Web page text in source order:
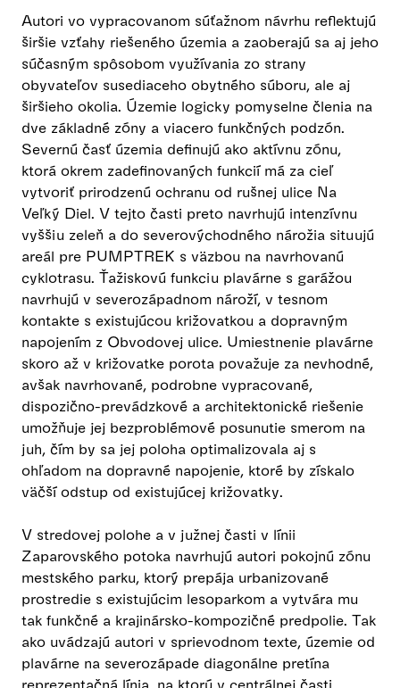
Autori vo vypracovanom súťažnom návrhu reflektujú
širšie vzťahy riešeného územia a zaoberajú sa aj jeho
súčasným spôsobom využívania zo strany
obyvateľov susediaceho obytného súboru, ale aj
širšieho okolia. Územie logicky pomyselne členia na
dve základné zóny a viacero funkčných podzón.
Severnú časť územia definujú ako aktívnu zónu,
ktorá okrem zadefinovaných funkcií má za cieľ
vytvoriť prirodzenú ochranu od rušnej ulice Na
Veľký Diel. V tejto časti preto navrhujú intenzívnu
vyššiu zeleň a do severovýchodného nárožia situujú
areál pre PUMPTREK s väzbou na navrhovanú
cyklotrasu. Ťažiskovú funkciu plavárne s garážou
navrhujú v severozápadnom nároží, v tesnom
kontakte s existujúcou križovatkou a dopravným
napojením z Obvodovej ulice. Umiestnenie plavárne
skoro až v križovatke porota považuje za nevhodné,
avšak navrhované, podrobne vypracované,
dispozično-prevádzkové a architektonické riešenie
umožňuje jej bezproblémové posunutie smerom na
juh, čím by sa jej poloha optimalizovala aj s
ohľadom na dopravné napojenie, ktoré by získalo
väčší odstup od existujúcej križovatky.
V stredovej polohe a v južnej časti v línii
Zaparovského potoka navrhujú autori pokojnú zónu
mestského parku, ktorý prepája urbanizované
prostredie s existujúcim lesoparkom a vytvára mu
tak funkčné a krajinársko-kompozičné predpolie. Tak
ako uvádzajú autori v sprievodnom texte, územie od
plavárne na severozápade diagonálne pretína
reprezentačná línia, na ktorú v centrálnej časti